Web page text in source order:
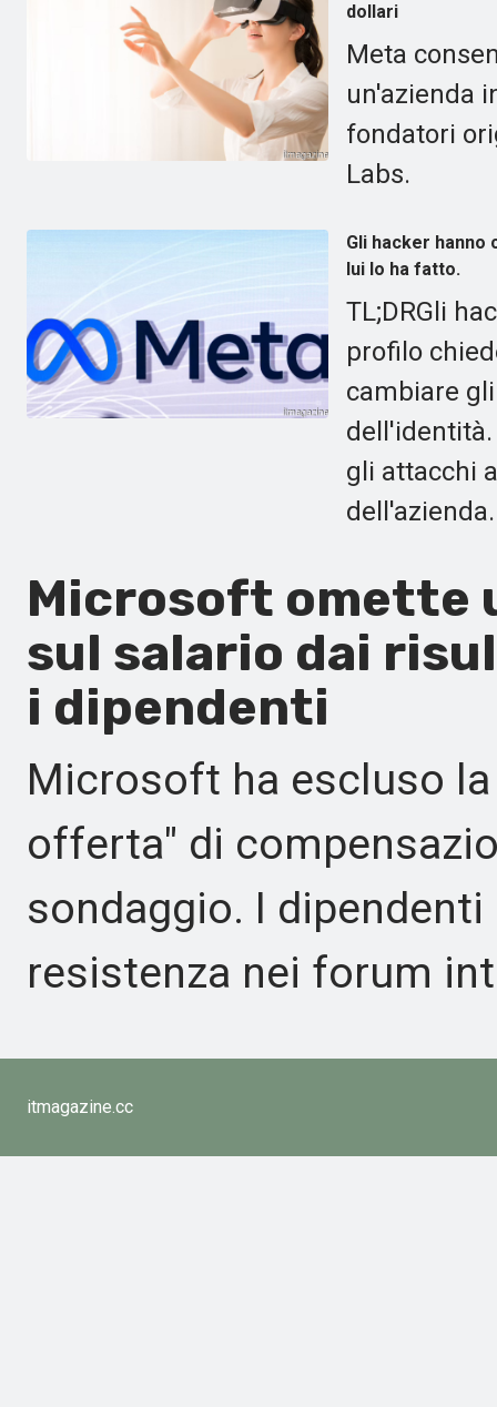
dollari
Meta
un'azienda
fondatori
Labs.
Gli hacker hanno
lui lo ha fatto.
TL;DRGli
profilo
cambiare
gli attacchi
dell'azienda.
Microsoft omette
sul salario dai
i dipendenti
Microsoft ha escluso
offerta" di
sondaggio. I
resistenza nei forum
itmagazine.cc